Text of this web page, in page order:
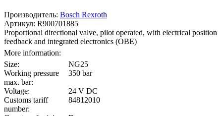
Производитель: Bosch Rexroth
Артикул: R900701885
Proportional directional valve, pilot operated, with electrical position
feedback and integrated electronics (OBE)
More information:
Size:
NG25
Working pressure
max. bar:
350 bar
Voltage:
24 V DC
Customs tariff
number:
84812010